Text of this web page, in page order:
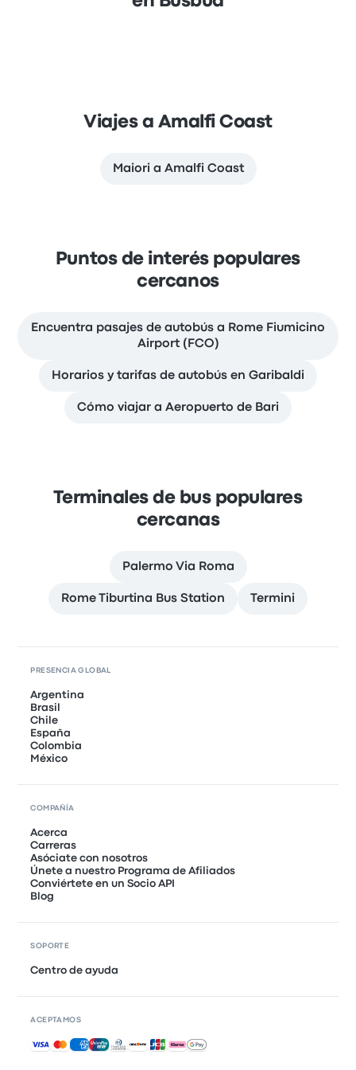
Viajes a Amalfi Coast
Maiori a Amalfi Coast
Puntos de interés populares
cercanos
Encuentra pasajes de autobús a Rome Fiumicino
Airport (FCO)
Horarios y tarifas de autobús en Garibaldi
Cómo viajar a Aeropuerto de Bari
Terminales de bus populares
cercanas
Palermo Via Roma
Rome Tiburtina Bus Station Termini
PRESENCIA GLOBAL
Argentina
Brasil
Chile
España
Colombia
México
COMPAÑÍA
Acerca
Carreras
Asóciate con nosotros
Únete a nuestro Programa de Afiliados
Conviértete en un Socio API
Blog
SOPORTE
Centro de ayuda
ACEPTAMOS
Pagos aceptados